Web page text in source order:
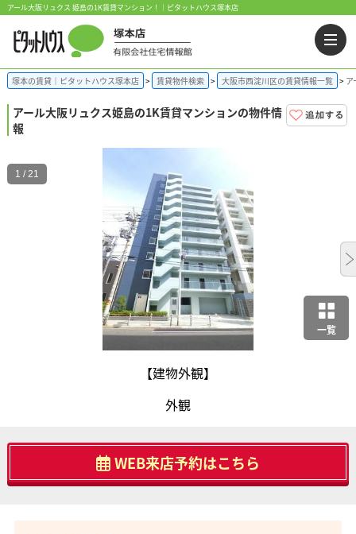
アール大阪リュクス 姫島の1K賃貸マンション！｜ピタットハウス塚本店
塚本の賃貸｜ピタットハウス塚本店 賃貸物件検索 大阪市西淀川区の賃貸情報一覧
アール大阪リュクス姫島の1K賃貸マンションの物件情
報
一覧
【建物外観】
外観
1 / 21
WEB来店予約はこちら